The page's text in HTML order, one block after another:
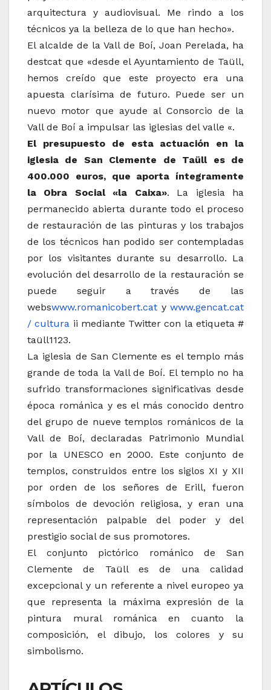
arquitectura y audiovisual. Me rindo a los
técnicos ya la belleza de lo que han hecho».
El alcalde de la Vall de Boí, Joan Perelada, ha
destcat que «desde el Ayuntamiento de Taüll,
hemos creído que este proyecto era una
apuesta clarísima de futuro. Puede ser un
nuevo motor que ayude al Consorcio de la
Vall de Boí a impulsar las iglesias del valle «.
El presupuesto de esta actuación en la
iglesia de San Clemente de Taüll es de
400.000 euros, que aporta íntegramente
la Obra Social «la Caixa». La iglesia ha
permanecido abierta durante todo el proceso
de restauración de las pinturas y los trabajos
de los técnicos han podido ser contempladas
por los visitantes durante su desarrollo. La
evolución del desarrollo de la restauración se
puede seguir a través de las
webswww.romanicobert.cat y www.gencat.cat
/ cultura ii mediante Twitter con la etiqueta #
taüll1123.
La iglesia de San Clemente es el templo más
grande de toda la Vall de Boí. El templo no ha
sufrido transformaciones significativas desde
época románica y es el más conocido dentro
del grupo de nueve templos románicos de la
Vall de Boí, declaradas Patrimonio Mundial
por la UNESCO en 2000. Este conjunto de
templos, construidos entre los siglos XI y XII
por orden de los señores de Erill, fueron
símbolos de devoción religiosa, y eran una
representación palpable del poder y del
prestigio social de sus promotores.
El conjunto pictórico románico de San
Clemente de Taüll es de una calidad
excepcional y un referente a nivel europeo ya
que representa la máxima expresión de la
pintura mural románica en cuanto la
composición, el dibujo, los colores y su
simbolismo.